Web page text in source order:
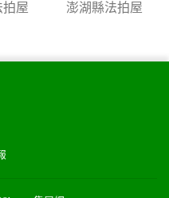
拍屋
澎湖縣法拍屋